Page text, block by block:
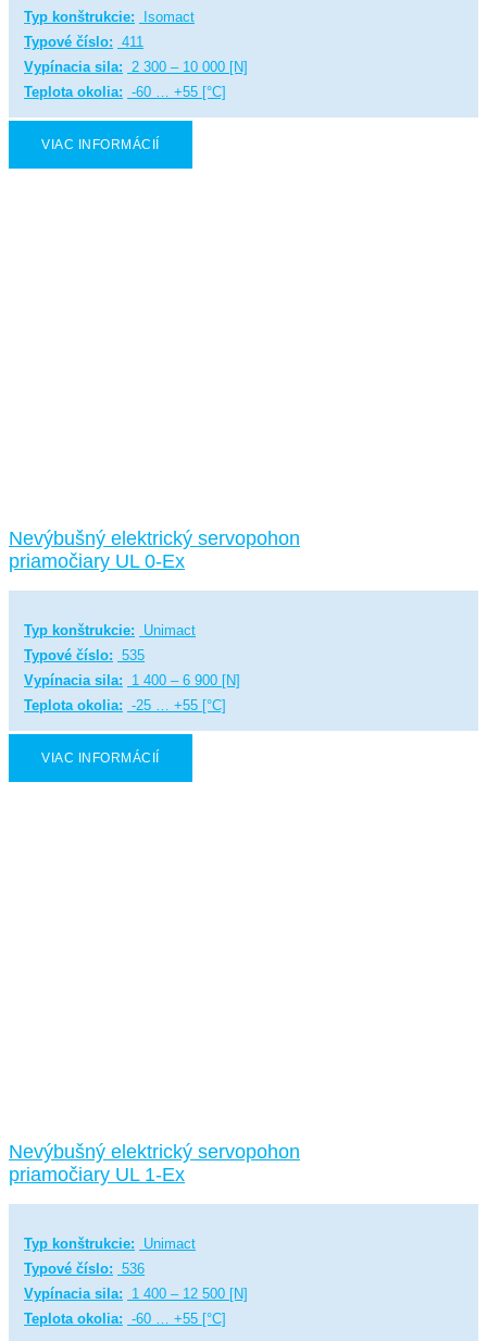
Typ konštrukcie:
Isomact
Typové číslo: 411
Vypínacia sila:
2 300 – 10 000 [N]
Teplota okolia: -60 … +55 [°C]
VIAC INFORMÁCIÍ
Nevýbušný elektrický servopohon
priamočiary UL 0-Ex
Typ konštrukcie:
Unimact
Typové číslo: 535
Vypínacia sila:
1 400 – 6 900 [N]
Teplota okolia: -25 … +55 [°C]
VIAC INFORMÁCIÍ
Nevýbušný elektrický servopohon
priamočiary UL 1-Ex
Typ konštrukcie:
Unimact
Typové číslo: 536
Vypínacia sila:
1 400 – 12 500 [N]
Teplota okolia: -60 … +55 [°C]